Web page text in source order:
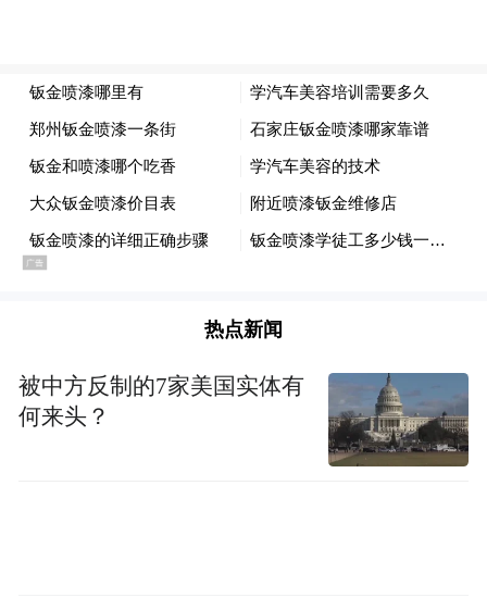
处理意见：
我局接到反映后，立即前往现场
了解情况。经查，该车位处的消防管道确实
热点新闻
被中方反制的7家美国实体有
何来头？